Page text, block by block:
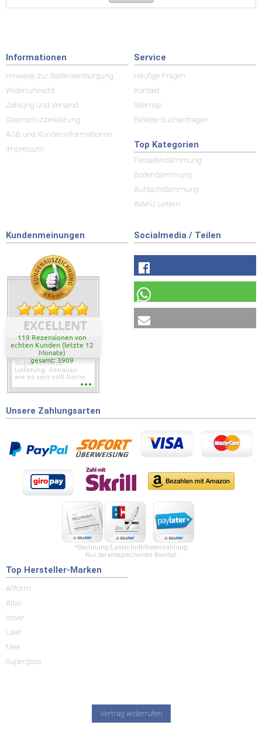
Informationen
Hinweise zur Batterieentsorgung
Widerrufsrecht
Zahlung und Versand
Datenschutzerklärung
AGB und Kundeninformationen
Impressum
Service
Häufige Fragen
Kontakt
Sitemap
Beliebte Suchanfragen
Top Kategorien
Fassadendämmung
Bodendämmung
Aufdachdämmung
WAKÜ Leitern
Kundenmeinungen
EXCELLENT
119 Rezensionen von
echten Kunden (letzte 12
Monate)
gesamt: 3909
Super schnelle
Lieferung. Genauso
wie es sein soll! Gerne
wieder wenn ich was
Socialmedia / Teilen
Unsere Zahlungsarten
*Rechnung/Lastschrift/Ratenzahlung
Nur bei entsprechender Bonität!
Top Hersteller-Marken
Allform
Atlas
Isover
Laier
Mea
Superglass
Vertrag widerrufen